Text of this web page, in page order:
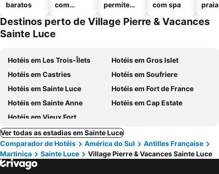
baratos
com
permitem
com spa
praia
Destinos perto de Village Pierre & Vacances
Sainte Luce
Hotéis em Les Trois-Îlets
Hotéis em Gros Islet
Hotéis em Castries
Hotéis em Soufriere
Hotéis em Sainte Luce
Hotéis em Fort de France
Hotéis em Sainte Anne
Hotéis em Cap Estate
Hotéis em Vieux Fort
Ver todas as estadias em Sainte Luce
Comparador de Hotéis
América do Sul
Antilles Française
Martinica
Sainte Luce Village Pierre & Vacances Sainte Luce